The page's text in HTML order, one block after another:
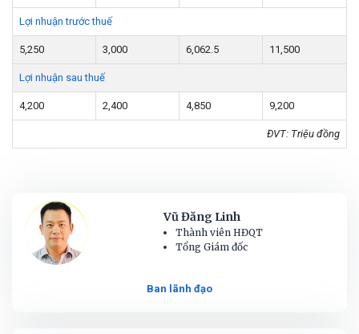
Lợi nhuận trước thuế
5,250 3,000 6,062.5 11,500
Lợi nhuận sau thuế
4,200 2,400 4,850 9,200
ĐVT: Triệu đồng
Vũ Đăng Linh
Thành viên HĐQT
Tổng Giám đốc
Ban lãnh đạo